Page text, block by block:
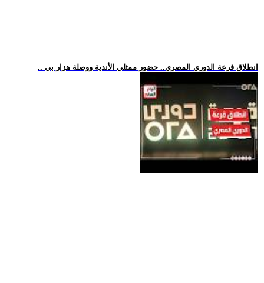
.. انطلاق قرعة الدوري المصري.. حضور ممثلي الأندية ووصلة هزار بي